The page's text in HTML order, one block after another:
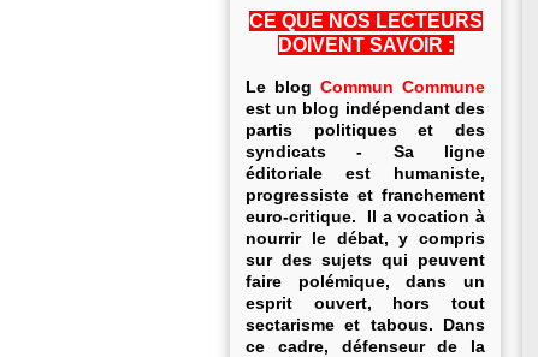
CE QUE NOS LECTEURS
DOIVENT SAVOIR :
Le blog Commun Commune
est un blog indépendant des
partis politiques et des
syndicats - Sa ligne
éditoriale est humaniste,
progressiste et franchement
euro-critique. Il a vocation à
nourrir le débat, y compris
sur des sujets qui peuvent
faire polémique, dans un
esprit ouvert, hors tout
sectarisme et tabous. Dans
ce cadre, défenseur de la